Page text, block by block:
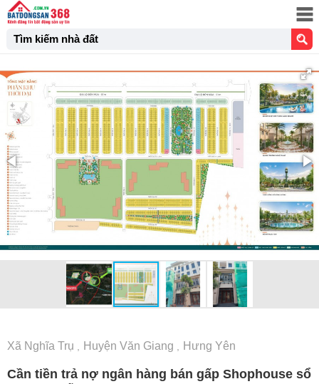
Tìm kiếm nhà đất
Xã Nghĩa Trụ Huyện Văn Giang Hưng Yên
Cần tiền trả nợ ngân hàng bán gấp Shophouse sổ